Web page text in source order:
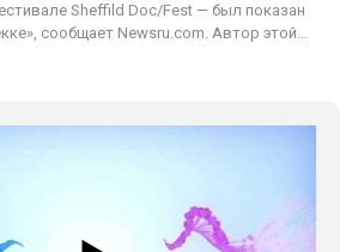
Sheffild Doc/Fest — был показан
сообщает Newsru.com. Автор этой…